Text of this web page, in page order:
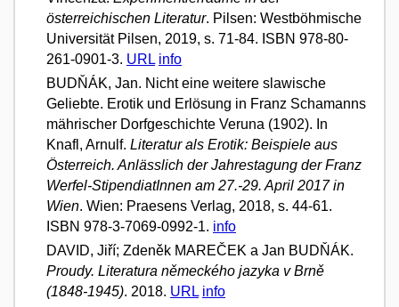
österreichischen Literatur. Pilsen: Westböhmische
Universität Pilsen, 2019, s. 71-84. ISBN 978-80-
261-0901-3. URL info
BUDŇÁK, Jan. Nicht eine weitere slawische
Geliebte. Erotik und Erlösung in Franz Schamanns
mährischer Dorfgeschichte Veruna (1902). In
Knafl, Arnulf. Literatur als Erotik: Beispiele aus
Österreich. Anlässlich der Jahrestagung der Franz
Werfel-StipendiatInnen am 27.-29. April 2017 in
Wien. Wien: Praesens Verlag, 2018, s. 44-61.
ISBN 978-3-7069-0992-1. info
DAVID, Jiří; Zdeněk MAREČEK a Jan BUDŇÁK.
Proudy. Literatura německého jazyka v Brně
(1848-1945). 2018. URL info